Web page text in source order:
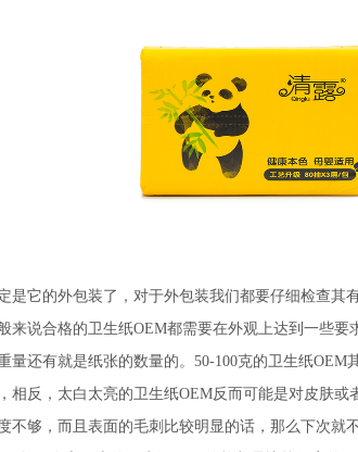
的外包装了，对于外包装我们都要仔细检查其
合格的卫生纸OEM都需要在外观上达到一些要
有就是纸张的数量的。50-100克的卫生纸OEM
，太白太亮的卫生纸OEM反而可能是对皮肤或
，而且表面的毛刺比较明显的话，那么下次就